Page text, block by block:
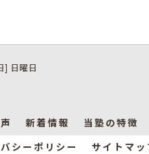
] 日曜日
新着情報 当塾の特徴
シーポリシー サイトマッ